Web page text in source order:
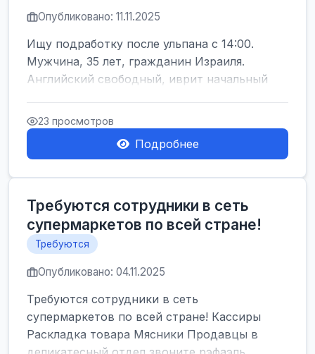
Опубликовано: 11.11.2025
Ищу подработку после ульпана с 14:00.
Мужчина, 35 лет, гражданин Израиля.
Английский свободный, иврит начальный
23 просмотров
Подробнее
Требуются сотрудники в сеть
супермаркетов по всей стране!
Требуются
Опубликовано: 04.11.2025
Требуются сотрудники в сеть
супермаркетов по всей стране! Кассиры
Раскладка товара Мясники Продавцы в